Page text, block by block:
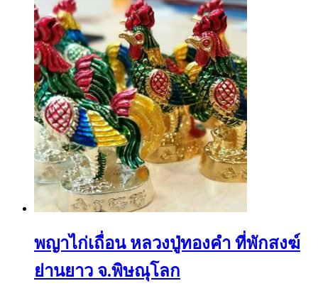
พญาไก่เถื่อน หลวงปู่ทองคำ ที่พักสงฆ์
ย่านยาว จ.พิษณุโลก